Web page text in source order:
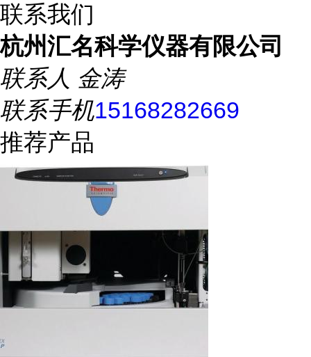
联系我们
杭州汇名科学仪器有限公司
联系人 金涛
联系手机15168282669
推荐产品